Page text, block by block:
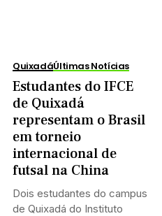
QuixadáÚltimas Notícias
Estudantes do IFCE
de Quixadá
representam o Brasil
em torneio
internacional de
futsal na China
Dois estudantes do campus
de Quixadá do Instituto